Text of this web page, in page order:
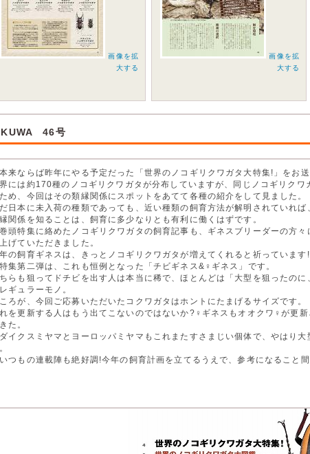
画像を拡
大する
画像を拡
大する
46号
ならば昨年にやる予定だった「世界のノコギリクワガタ大特集!」をお送
には約170種のノコギリクワガタが分布していますが、同じノコギリクワ
め、今回はその類縁関係にスポットをあてて各種の紹介をして見ました。
日本に未入荷の種類であっても、近い種類の飼育方法が解明されていれ
関係を知ることは、飼育に多少なりとも有利に働くはずです。
特集に絡めたノコギリクワガタの飼育記事も、ギネスブリーダーの方々
げていただきました。
の飼育ギネスは、きっとノコギリクワガタが増えてくれると祈っています!
第二弾は、これも恒例となった「チビギネス&♀ギネス」です。
らも狙ってドチビを出す人は本当に稀で、ほとんどは「大型を狙ったのに
ギュラーモノ。
ろが、今回ご応募いただいたコクワガタはホントにたまげるサイズです。
を更新する人はもう出てこないのではないか?♀ギネスもオオクワ♀が更
た。
イクスミヤマとヨーロッパミヤマもこれまたすさまじい個体で、やはり
もの連載陣も絶好調!今年の飼育計画を立てるうえで、参考になること間